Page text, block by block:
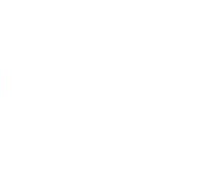
con efectivo en tu tienda más